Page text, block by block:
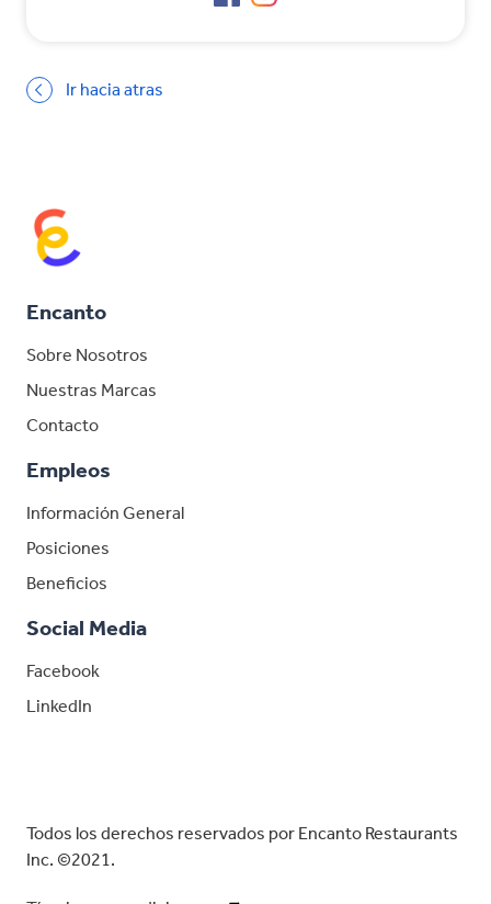
Ir hacia atras
Encanto
Sobre Nosotros
Nuestras Marcas
Contacto
Empleos
Información General
Posiciones
Beneficios
Social Media
Facebook
LinkedIn
Todos los derechos reservados por Encanto Restaurants
Inc. ©2021.